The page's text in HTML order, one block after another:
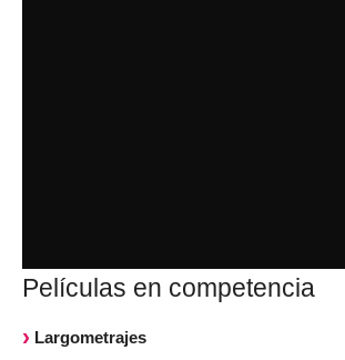
Películas en competencia
Largometrajes